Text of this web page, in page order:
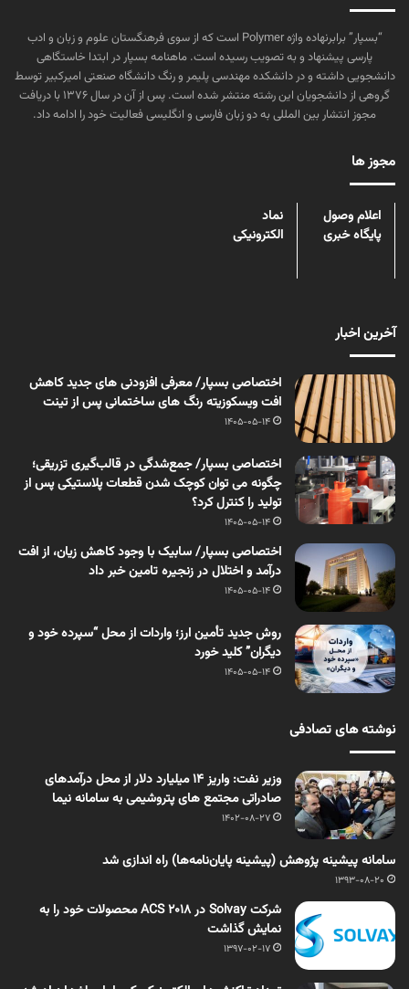
“بسپار” برابرنهاده واژه Polymer است که از سوی فرهنگستان علوم و زبان و ادب
پارسی پیشنهاد و به تصویب رسیده است. ماهنامه بسپار در ابتدا خاستگاهی
دانشجویی داشته و در دانشکده مهندسی پلیمر و رنگ دانشگاه صنعتی امیرکبیر توسط
گروهی از دانشجویان این رشته منتشر شده است. پس از آن در سال ۱۳۷۶ با دریافت
مجوز انتشار بین المللی به دو زبان فارسی و انگلیسی فعالیت خود را ادامه داد.
مجوز ها
اعلام وصول
پایگاه خبری
نماد
الکترونیکی
آخرین اخبار
اختصاصی بسپار/ معرفی افزودنی های جدید کاهش
افت ویسکوزیته رنگ های ساختمانی پس از تینت
1405-05-14
اختصاصی بسپار/ جمع‌شدگی در قالب‌گیری تزریقی؛
چگونه می توان کوچک شدن قطعات پلاستیکی پس از
تولید را کنترل کرد؟
1405-05-14
اختصاصی بسپار/ سابیک با وجود کاهش زیان، از افت
درآمد و اختلال در زنجیره تامین خبر داد
1405-05-14
روش جدید تأمین ارز؛ واردات از محل “سپرده خود و
دیگران” کلید خورد
1405-05-14
نوشته های تصادفی
وزیر نفت: واریز 14 میلیارد دلار از محل درآمدهای
صادراتی مجتمع های پتروشیمی به سامانه نیما
1402-08-27
سامانه پیشینه پژوهش (پیشینه پایان‌نامه‌ها) راه اندازی شد
1393-08-20
شرکت Solvay در ACS 2018 محصولات خود را به
نمايش گذاشت
1397-02-17